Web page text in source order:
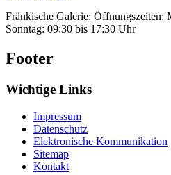
Fränkische Galerie: Öffnungszeiten:
Sonntag: 09:30 bis 17:30 Uhr
Footer
Wichtige Links
Impressum
Datenschutz
Elektronische Kommunikation
Sitemap
Kontakt